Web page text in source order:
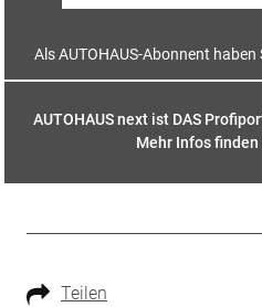
Als AUTOHAUS-Abonnent
AUTOHAUS next ist DAS
Mehr Infos finden
Teilen